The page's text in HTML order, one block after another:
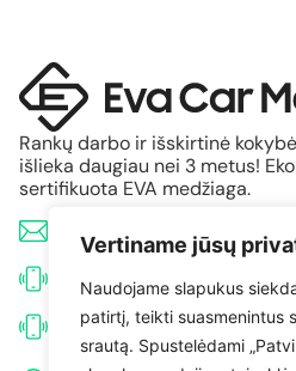
Vertiname jūsų
Naudojame slapukus
patirtį, teikti suasmenintus
srautą. Spustelėdami
Rankų darbo ir išskirtinė
išlieka daugiau nei 3 metus!
sertifikuota EVA medžiaga.
info@evacarmats.com
+370 633 71191
+370 638 52691